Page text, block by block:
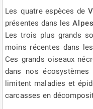
Les quatre espèces de
présentes dans les
Les trois plus grands
moins récentes dans
Ces grands oiseaux
dans nos
limitent maladies et
carcasses